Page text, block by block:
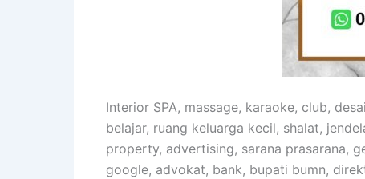
Interior SPA, massage, karaoke, club,
belajar, ruang keluarga kecil, shalat,
property, advertising, sarana prasarana,
google, advokat, bank, bupati bumn,